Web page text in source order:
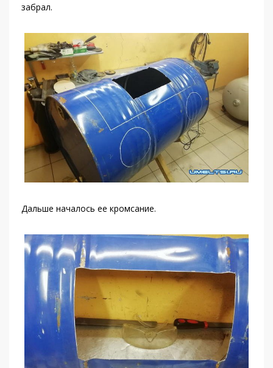
забрал.
Дальше началось ее кромсание.